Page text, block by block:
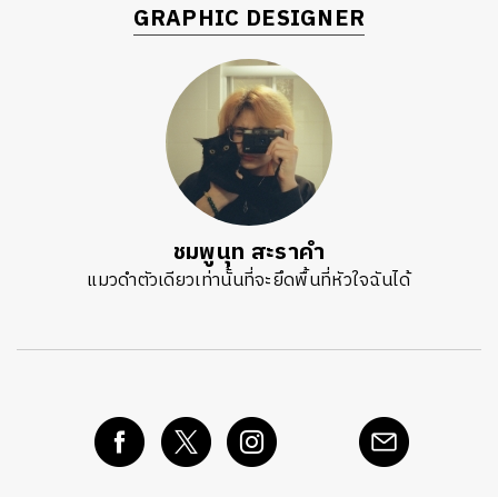
GRAPHIC DESIGNER
ชมพูนุท สะราคำ
แมวดำตัวเดียวเท่านั้นที่จะยึดพื้นที่หัวใจฉันได้